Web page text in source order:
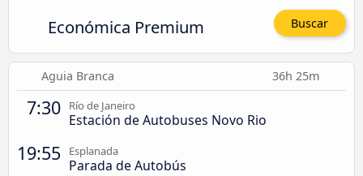
Económica Premium Buscar
Aguia Branca 36h 25m
7:30 Río de Janeiro
Estación de Autobuses Novo Rio
19:55 Esplanada
Parada de Autobús